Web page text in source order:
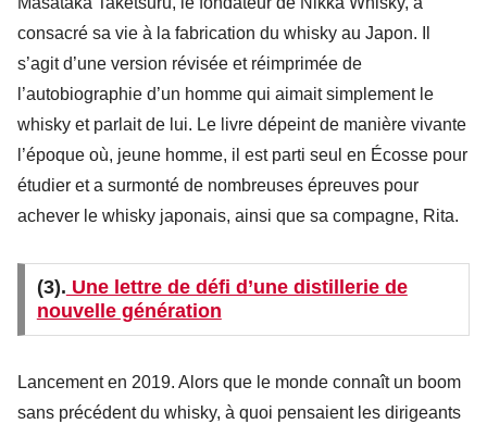
consacré sa vie à la fabrication du whisky au Japon. Il
s’agit d’une version révisée et réimprimée de
l’autobiographie d’un homme qui aimait simplement le
whisky et parlait de lui. Le livre dépeint de manière vivante
l’époque où, jeune homme, il est parti seul en Écosse pour
étudier et a surmonté de nombreuses épreuves pour
achever le whisky japonais, ainsi que sa compagne, Rita.
(3). Une lettre de défi d’une distillerie de
nouvelle génération
Lancement en 2019. Alors que le monde connaît un boom
sans précédent du whisky, à quoi pensaient les dirigeants